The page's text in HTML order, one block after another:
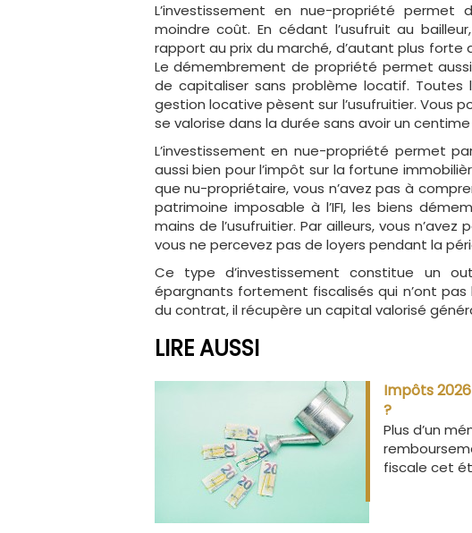
L’investissement en nue-propriété
moindre coût. En cédant l’usufruit au
rapport au prix du marché, d’autant plus
Le démembrement de propriété permet
de capitaliser sans problème locatif.
gestion locative pèsent sur l’usufruitier. Vous
se valorise dans la durée sans avoir un
L’investissement en nue-propriété permet
aussi bien pour l’impôt sur la fortune
que nu-propriétaire, vous n’avez pas à
patrimoine imposable à l’IFI, les biens
mains de l’usufruitier. Par ailleurs, vous
vous ne percevez pas de loyers pendant la
Ce type d’investissement constitue un
épargnants fortement fiscalisés qui n’ont
du contrat, il récupère un capital valorisé
LIRE AUSSI
Impôts
?
Plus d’un
fiscale cet